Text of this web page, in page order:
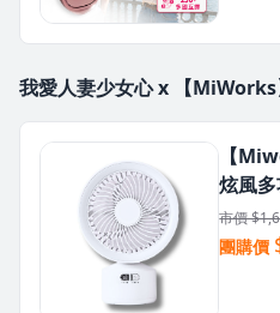
我愛人妻少女心 x 【
【
炫風
市價
團購價